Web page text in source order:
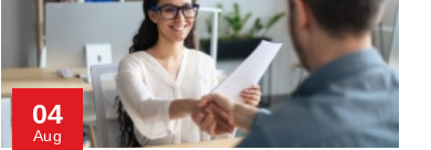
04
Aug